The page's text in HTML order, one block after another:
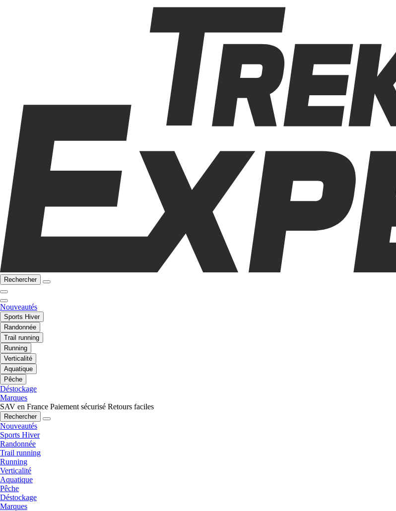
Rechercher
Nouveautés
Sports Hiver
Randonnée
Trail running
Running
Verticalité
Aquatique
Pêche
Déstockage
Marques
SAV en France Paiement sécurisé Retours faciles
Rechercher
Nouveautés
Sports Hiver
Randonnée
Trail running
Running
Verticalité
Aquatique
Pêche
Déstockage
Marques